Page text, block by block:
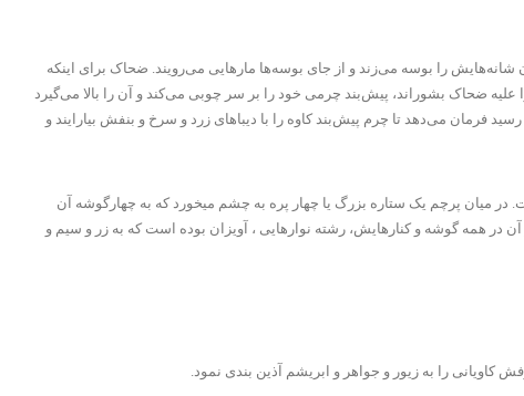
را بوسه می‌زند و از جای بوسه‌ها مارهایی می‌رویند. ضحاک برای اینکه
ضحاک بشوراند، پیش‌بند چرمی خود را بر سر چوبی می‌کند و آن را بالا می‌گیرد
فرمان می‌دهد تا چرم پیش‌بند کاوه را با دیباهای زرد و سرخ و بنفش بیارایند و
در میان پرچم یک ستاره بزرگ یا چهار پره به چشم میخورد که به چهارگوشه آن
در همه گوشه و کنارهایش، رشته نوارهایی ، آویزان بوده است که به زر و سیم و
را به زیور و جواهر و ابریشم آذین بندی نمود.